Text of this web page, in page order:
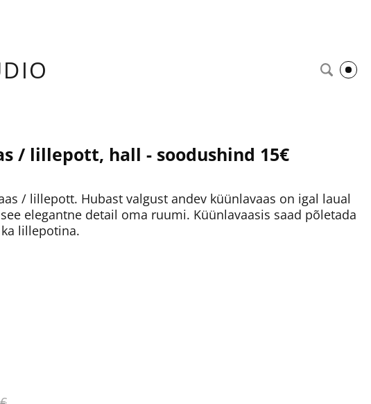
/ lillepott, hall - soodushind 15€
/ lillepott. Hubast valgust andev küünlavaas on igal laual
elegantne detail oma ruumi. Küünlavaasis saad põletada
lillepotina.